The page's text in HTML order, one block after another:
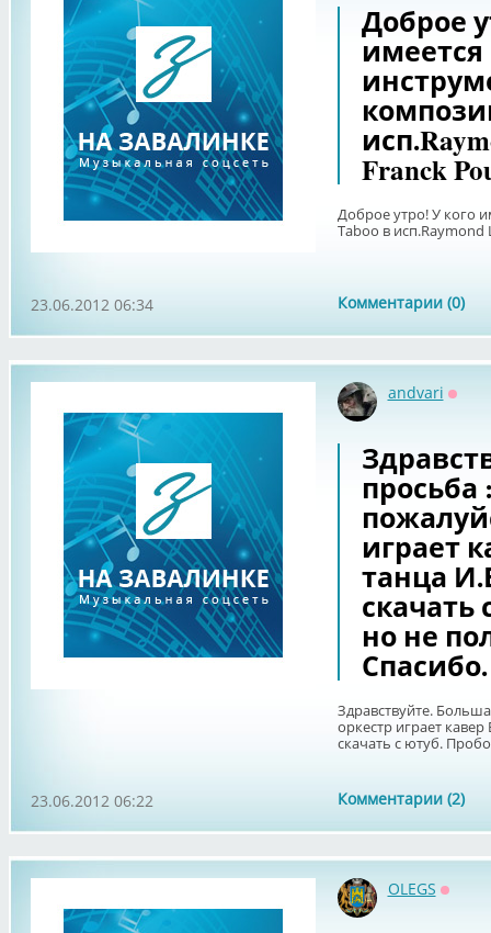
Доброе
имеется
Franck
Доброе утро! У кого
Taboo в исп.Raymond
Комментарии (0)
23.06.2012 06:34
andvari
просьба
играет
танца
скачать
но не
Спасибо.
Здравствуйте.
оркестр играет
скачать с ютуб.
Комментарии (2)
23.06.2012 06:22
OLEGS